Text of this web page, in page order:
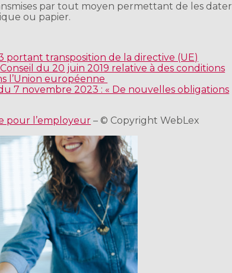
par tout moyen permettant de les dater
ou papier.
transposition de la directive (UE)
du 20 juin 2019 relative à des conditions
l’Union européenne
7 novembre 2023 : « De nouvelles obligations
pour l’employeur – © Copyright WebLex